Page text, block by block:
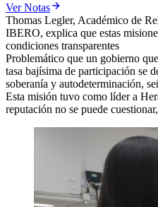
Ver Notas
Thomas Legler, Académico de
IBERO, explica que estas
condiciones transparentes
Problemático que un gobierno
tasa bajísima de participación se
soberanía y autodeterminación,
Esta misión tuvo como líder a
reputación no se puede